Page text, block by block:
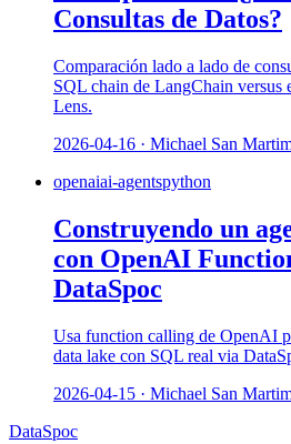
Consultas de Datos?
Comparación lado a lado de
SQL chain de LangChain
Lens.
2026-04-16 · Michael San
openaiai-agentspython
Construyendo un
con OpenAI
DataSpoc
Usa function calling de OpenAI
data lake con SQL real via
2026-04-15 · Michael San
DataSpoc